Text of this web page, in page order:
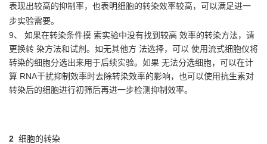
表现出较高的抑制率，也表明细胞的转染效率较高，可以满足进一
步实验需要。
9、 如果在转染条件摸 索实验中没有找到较高 效率的转染方法，请
更换转 染方法和试剂。如无其他方 法选择，可以 使用流式细胞仪将
转染的细胞分选出来用于后续实验。如果 无法分选细胞，可以在计
算 RNA干扰抑制效率时去除转染效率的影响，也可以使用抗生素对
转染后的细胞进行初筛后再进一步检测抑制效率。
2 细胞的转染